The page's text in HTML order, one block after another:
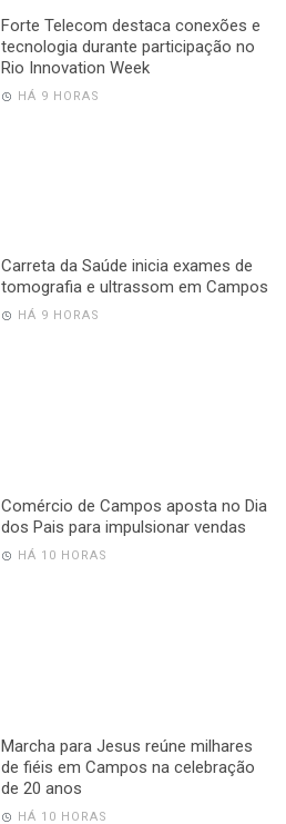
Forte Telecom destaca conexões e
tecnologia durante participação no
Rio Innovation Week
HÁ 9 HORAS
Carreta da Saúde inicia exames de
tomografia e ultrassom em Campos
HÁ 9 HORAS
Comércio de Campos aposta no Dia
dos Pais para impulsionar vendas
HÁ 10 HORAS
Marcha para Jesus reúne milhares
de fiéis em Campos na celebração
de 20 anos
HÁ 10 HORAS